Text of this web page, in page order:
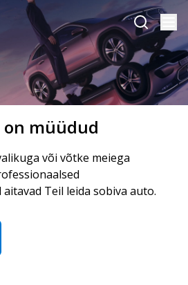
müüdud
või võtke meiega
Teil leida sobiva auto.